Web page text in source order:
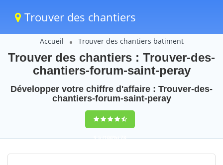
Trouver des chantiers
Accueil Trouver des chantiers batiment
Trouver des chantiers : Trouver-des-
chantiers-forum-saint-peray
Développer votre chiffre d'affaire : Trouver-des-
chantiers-forum-saint-peray
9,5(100%)78
votes